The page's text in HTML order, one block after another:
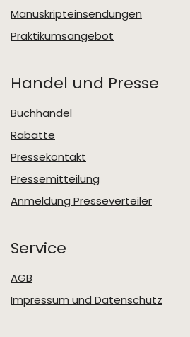
Manuskripteinsendungen
Praktikumsangebot
Handel und Presse
Buchhandel
Rabatte
Pressekontakt
Pressemitteilung
Anmeldung Presseverteiler
Service
AGB
Impressum und Datenschutz